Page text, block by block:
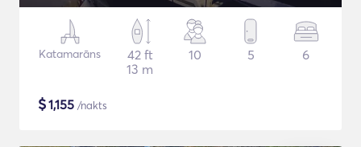
Katamarāns
42 ft
13 m
10 5 6
$1,155 /nakts